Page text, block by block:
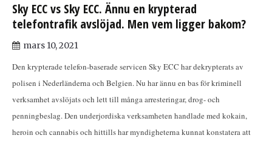
Sky ECC vs Sky ECC. Ännu en krypterad
telefontrafik avslöjad. Men vem ligger bakom?
mars 10, 2021
Den krypterade telefon-baserade servicen Sky ECC har dekrypterats av
polisen i Nederländerna och Belgien. Nu har ännu en bas för kriminell
verksamhet avslöjats och lett till många arresteringar, drog- och
penningbeslag. Den underjordiska verksamheten handlade med kokain,
heroin och cannabis och hittills har myndigheterna kunnat konstatera att